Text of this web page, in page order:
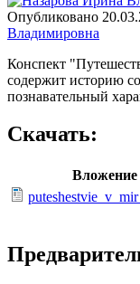
Опубликовано
Владимировна
Конспект
содержит историю
познавательный
Скачать:
Вложение